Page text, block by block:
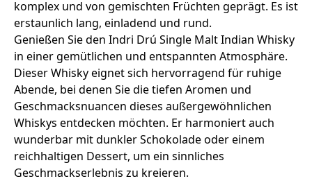
komplex und von gemischten Früchten geprägt. Es ist
erstaunlich lang, einladend und rund.
Genießen Sie den Indri Drú Single Malt Indian Whisky
in einer gemütlichen und entspannten Atmosphäre.
Dieser Whisky eignet sich hervorragend für ruhige
Abende, bei denen Sie die tiefen Aromen und
Geschmacksnuancen dieses außergewöhnlichen
Whiskys entdecken möchten. Er harmoniert auch
wunderbar mit dunkler Schokolade oder einem
reichhaltigen Dessert, um ein sinnliches
Geschmackserlebnis zu kreieren.